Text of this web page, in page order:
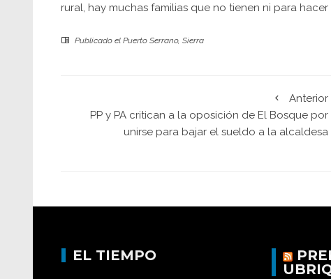
rural, hay muchas familias que no tienen ni para
Publicado el Puerto Serrano, Sierra
Anterior
PP y PA critican a la oposición de El Bosque por
unirse para bajar el sueldo a la alcaldesa
EL TIEMPO